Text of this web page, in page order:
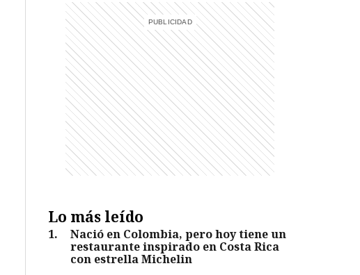
Lo más leído
1.
Nació en Colombia, pero hoy tiene un
restaurante inspirado en Costa Rica
con estrella Michelin